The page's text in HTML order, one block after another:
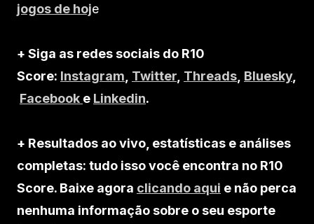
jogos de hoje
+ Siga as redes sociais do R10
Score: Instagram Twitter Threads Bluesky,
Facebook e Linkedin.
+ Resultados ao vivo, estatísticas e análises
completas: tudo isso você encontra no R10
Score. Baixe agora clicando aqui e não perca
nenhuma informação sobre o seu esporte